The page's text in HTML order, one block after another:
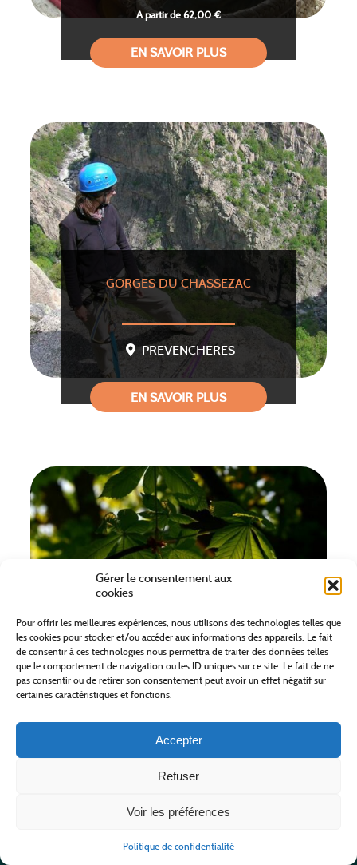
Gérer le consentement aux
cookies
Pour offrir les meilleures expériences, nous utilisons des technologies telles que
les cookies pour stocker et/ou accéder aux informations des appareils. Le fait
de consentir à ces technologies nous permettra de traiter des données telles
que le comportement de navigation ou les ID uniques sur ce site. Le fait de ne
pas consentir ou de retirer son consentement peut avoir un effet négatif sur
certaines caractéristiques et fonctions.
Accepter
Refuser
Voir les préférences
Politique de confidentialité
A partir de 62,00 €
EN SAVOIR PLUS
GORGES DU CHASSEZAC
PREVENCHERES
EN SAVOIR PLUS
NATURE & MOI
LE COLLET-DE-DEZE
EN SAVOIR PLUS